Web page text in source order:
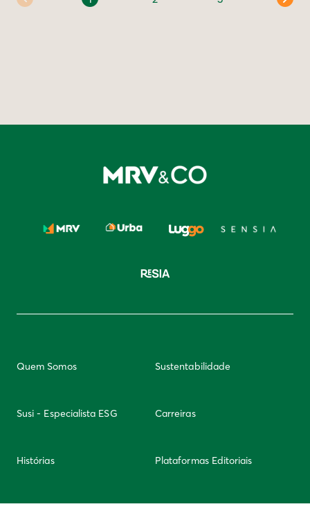
Quem Somos Sustentabilidade
Susi - Especialista ESG Carreiras
Histórias Plataformas Editoriais
Newsletter Integridade